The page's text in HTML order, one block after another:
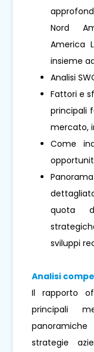
Nord
America
insieme
Analisi
Fattori e
principali
mercato,
Come
quota
sviluppi
Analisi
Il rapporto
principali
panoramiche
strategie